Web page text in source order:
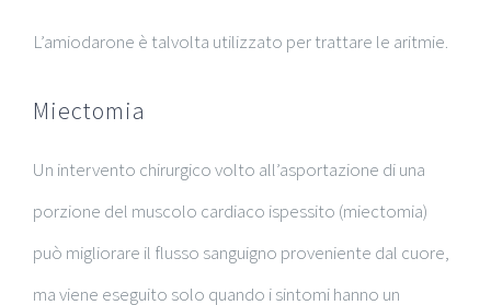
L’amiodarone è talvolta utilizzato per trattare le aritmie.
Miectomia
Un intervento chirurgico volto all’asportazione di una
porzione del muscolo cardiaco ispessito (miectomia)
può migliorare il flusso sanguigno proveniente dal cuore,
ma viene eseguito solo quando i sintomi hanno un